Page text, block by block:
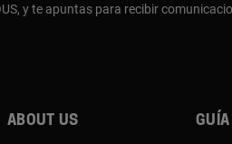
y te apuntas para recibir
About us